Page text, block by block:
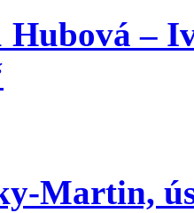
–
Martin,